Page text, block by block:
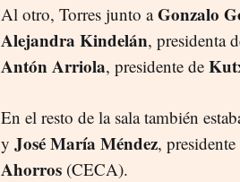
Al otro, Torres junto aGonzalo
Alejandra Kindelán, presidenta
Antón Arriola, presidente de
En el resto de la sala también
y José María Méndez,
Ahorros (CECA).